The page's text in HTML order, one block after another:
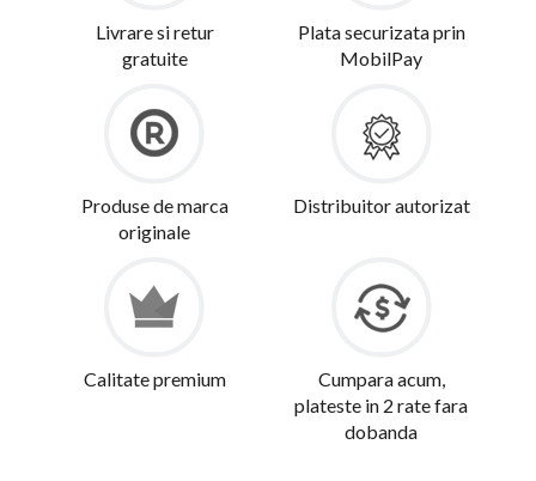
Livrare si retur
gratuite
Plata securizata prin
MobilPay
Produse de marca
originale
Distribuitor autorizat
Calitate premium
Cumpara acum,
plateste in 2 rate fara
dobanda